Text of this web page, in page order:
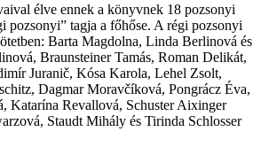
élve ennek a könyvnek 18 pozsonyi
pozsonyi” tagja a főhőse. A régi pozsonyi
Barta Magdolna, Linda Berlinová és
Braunsteiner Tamás, Roman Delikát,
Juranič, Kósa Karola, Lehel Zsolt,
Dagmar Moravčíková, Pongrácz Éva,
Katarína Revallová, Schuster Aixinger
Staudt Mihály és Tirinda Schlosser